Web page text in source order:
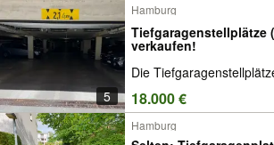
5
Hamburg
Tiefgaragenstellplätze
verkaufen!
Die
18.000 €
Hamburg